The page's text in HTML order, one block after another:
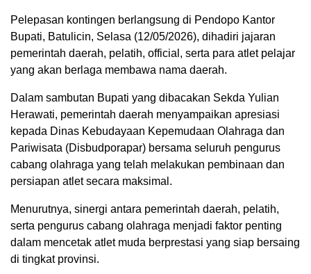
Pelepasan kontingen berlangsung di Pendopo Kantor
Bupati, Batulicin, Selasa (12/05/2026), dihadiri jajaran
pemerintah daerah, pelatih, official, serta para atlet pelajar
yang akan berlaga membawa nama daerah.
Dalam sambutan Bupati yang dibacakan Sekda Yulian
Herawati, pemerintah daerah menyampaikan apresiasi
kepada Dinas Kebudayaan Kepemudaan Olahraga dan
Pariwisata (Disbudporapar) bersama seluruh pengurus
cabang olahraga yang telah melakukan pembinaan dan
persiapan atlet secara maksimal.
Menurutnya, sinergi antara pemerintah daerah, pelatih,
serta pengurus cabang olahraga menjadi faktor penting
dalam mencetak atlet muda berprestasi yang siap bersaing
di tingkat provinsi.